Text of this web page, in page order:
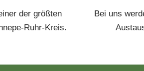
der größten
Ruhr-Kreis.
Bei uns